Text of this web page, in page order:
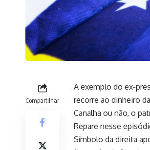
Compartilhar
A exemplo do ex-
recorre ao dinheiro
Canalha ou não, o
Repare nesse
Símbolo da direita